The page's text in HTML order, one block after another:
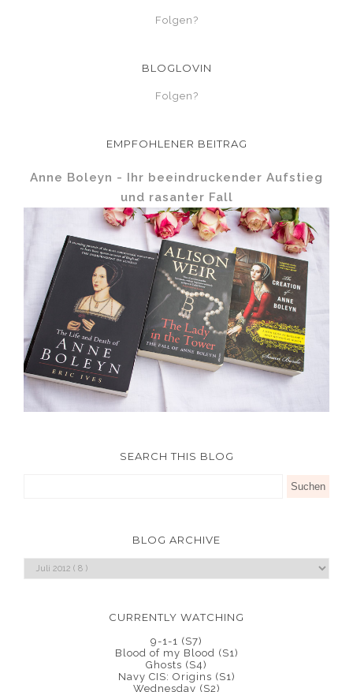
Folgen?
BLOGLOVIN
Folgen?
EMPFOHLENER BEITRAG
Anne Boleyn - Ihr beeindruckender Aufstieg
und rasanter Fall
SEARCH THIS BLOG
BLOG ARCHIVE
CURRENTLY WATCHING
9-1-1 (S7)
Blood of my Blood (S1)
Ghosts (S4)
Navy CIS: Origins (S1)
Wednesday (S2)